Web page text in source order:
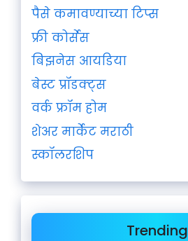
पैसे कमावण्याच्या टिप्स
फ्री कोर्सेस
बिझनेस आयडिया
बेस्ट प्रॉडक्ट्स
वर्क फ्रॉम होम
शेअर मार्केट मराठी
स्कॉलरशिप
Trending